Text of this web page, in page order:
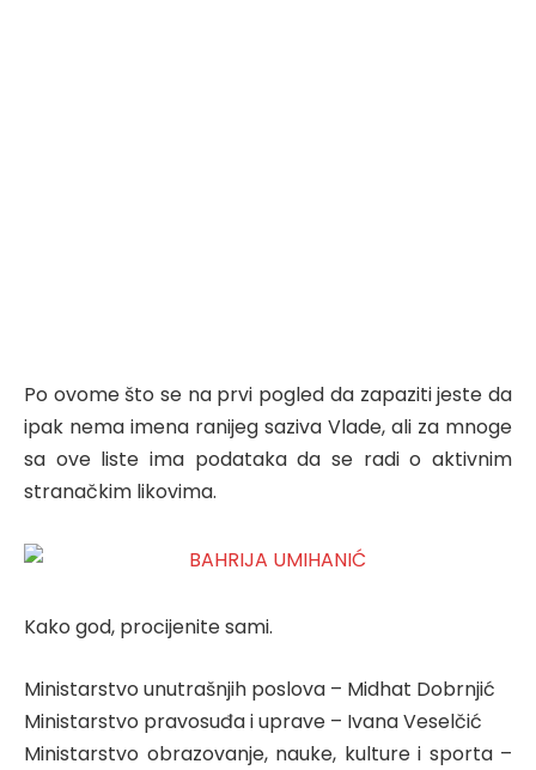
Po ovome što se na prvi pogled da zapaziti jeste da
ipak nema imena ranijeg saziva Vlade, ali za mnoge
sa ove liste ima podataka da se radi o aktivnim
stranačkim likovima.
Kako god, procijenite sami.
Ministarstvo unutrašnjih poslova – Midhat Dobrnjić
Ministarstvo pravosuđa i uprave – Ivana Veselčić
Ministarstvo obrazovanje, nauke, kulture i sporta –